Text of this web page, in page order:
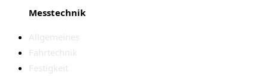
Messtechnik
Allgemeines
Fahrtechnik
Festigkeit